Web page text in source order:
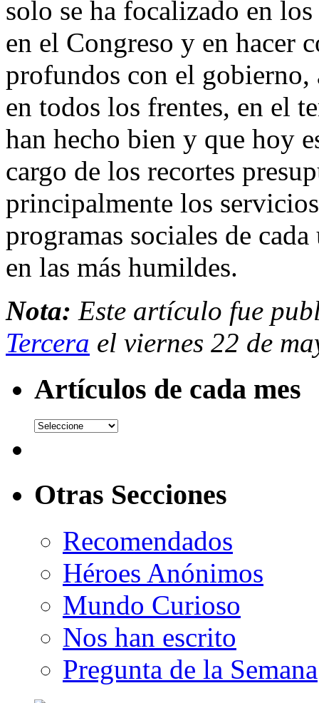
solo se ha focalizado en
en el Congreso y en hacer
profundos con el gobierno,
en todos los frentes, en el
han hecho bien y que hoy
cargo de los recortes
principalmente los
programas sociales de
en las más humildes.
Nota: Este artículo fue
Tercera el viernes 22 de
Artículos de cada mes
Otras Secciones
Recomendados
Héroes Anónimos
Mundo Curioso
Nos han escrito
Pregunta de la Semana